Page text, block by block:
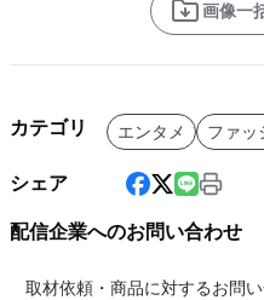
画像一
カテゴリ エンタメ ファッ
シェア
配信企業へのお問い合わせ
取材依頼・商品に対するお問